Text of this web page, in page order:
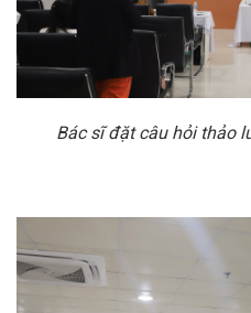
Bác sĩ đặt câu hỏi thảo